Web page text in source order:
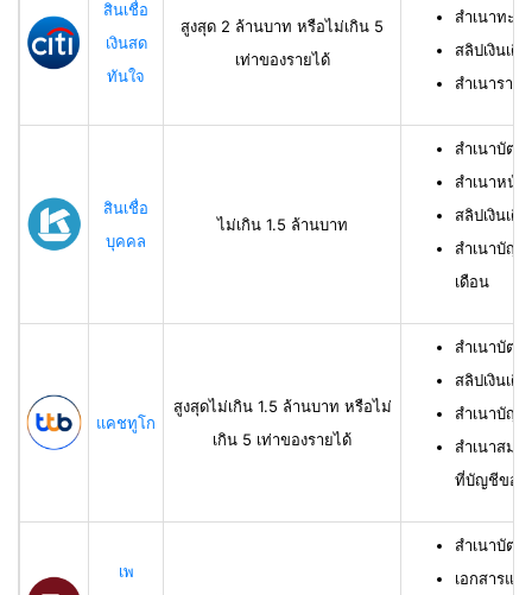
สินเชื่อ
เงินสด
ทันใจ
สูงสุด 2 ล้านบาท หรือไม่เกิน 5
เท่าของรายได้
สำเนาทะเ
สลิปเงินเดื
สำเนาราย
สินเชื่อ
บุคคล
ไม่เกิน 1.5 ล้านบาท
สำเนาบัตร
สำเนาหน้
สลิปเงินเดื
สำเนาบัญชี
เดือน
แคชทูโก
สูงสุดไม่เกิน 1.5 ล้านบาท หรือไม่
เกิน 5 เท่าของรายได้
สำเนาบัตร
สลิปเงินเดื
สำเนาบัญ
สำเนาสมุด
ที่บัญชีของ
เพ
สำเนาบัตร
เอกสารแส